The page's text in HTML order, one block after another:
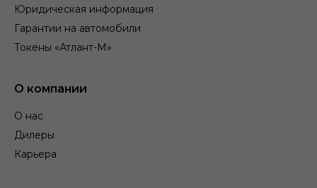
Юридическая информация
Гарантии на автомобили
Токены «Атлант-М»
О компании
О нас
Дилеры
Карьера